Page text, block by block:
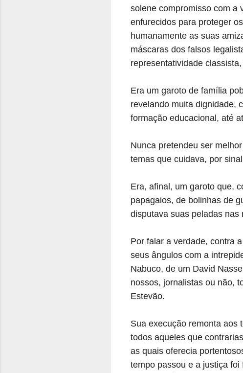
solene compromisso com a
enfurecidos para proteger
humanamente as suas
máscaras dos falsos
representatividade
Era um garoto de família
revelando muita dignidade,
formação educacional, até
Nunca pretendeu ser
temas que cuidava, por
Era, afinal, um garoto que,
papagaios, de bolinhas de
disputava suas peladas
Por falar a verdade, contra
seus ângulos com a
Nabuco, de um David
nossos, jornalistas ou não,
Estevão.
Sua execução remonta aos
todos aqueles que
as quais oferecia
tempo passou e a justiça